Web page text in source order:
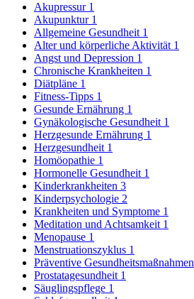
Akupressur 1
Akupunktur 1
Allgemeine Gesundheit 1
Alter und körperliche Aktivität 1
Angst und Depression 1
Chronische Krankheiten 1
Diätpläne 1
Fitness-Tipps 1
Gesunde Ernährung 1
Gynäkologische Gesundheit 1
Herzgesunde Ernährung 1
Herzgesundheit 1
Homöopathie 1
Hormonelle Gesundheit 1
Kinderkrankheiten 3
Kinderpsychologie 2
Krankheiten und Symptome 1
Meditation und Achtsamkeit 1
Menopause 1
Menstruationszyklus 1
Präventive Gesundheitsmaßnahmen
Prostatagesundheit 1
Säuglingspflege 1